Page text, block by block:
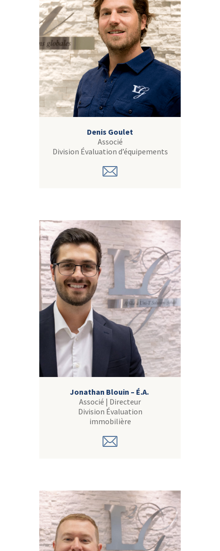
Denis Goulet
Associé
Division Évaluation d’équipements
Jonathan Blouin – É.A.
Associé | Directeur
Division Évaluation
immobilière